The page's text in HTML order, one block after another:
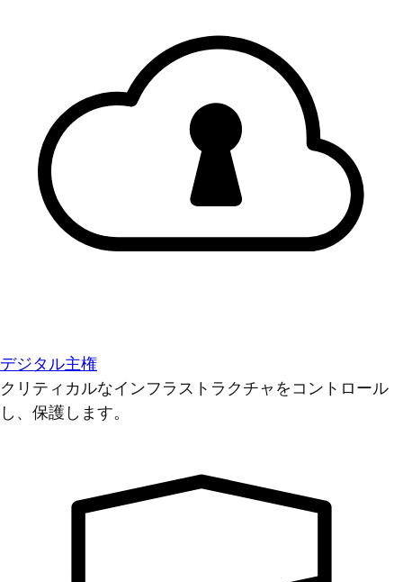
デジタル主権
クリティカルなインフラストラクチャをコントロール
し、保護します。